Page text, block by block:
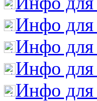
Инфо для
Инфо для
Инфо для
Инфо для